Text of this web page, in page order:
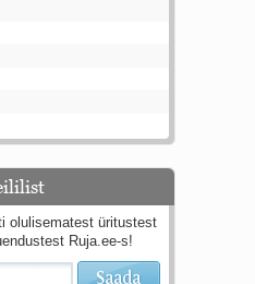
olulisematest üritustest
Ruja.ee-s!